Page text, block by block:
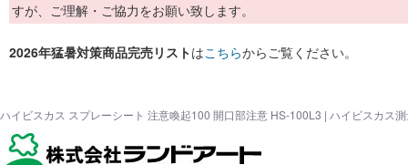
すが、ご理解・ご協力をお願い致します。
2026年猛暑対策商品完売リストはこちらからご覧ください。
ハイビスカス スプレーシート 注意喚起100 開口部注意 HS-100L3 | ハイビスカス